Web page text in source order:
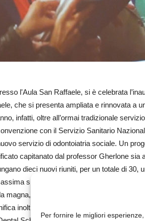
Per fornire le migliori
l'Aula San Raffaele, si è celebrata
che si presenta ampliata e rinnovata a
infatti, oltre all’ormai tradizionale
con il Servizio Sanitario
servizio di odontoiatria sociale. Un
capitanato dal professor Gherlone sia
dieci nuovi riuniti, per un totale di 30,
sicurezza, aule didattiche e 36
magna, il tutto integrato da tecnologie di
inoltre una potenziata capacità